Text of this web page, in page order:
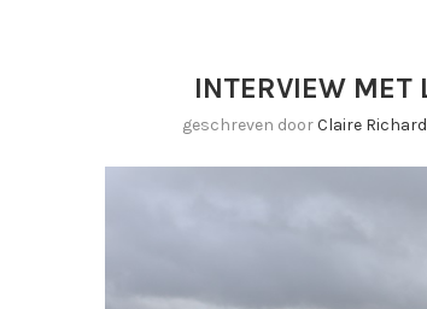
INTERVIEW MET
geschreven doorClaire